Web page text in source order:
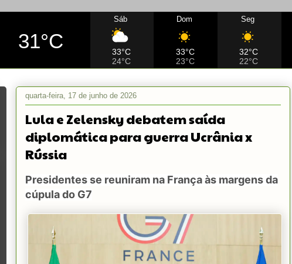
31°C
Sáb
33°C
24°C
Dom
33°C
23°C
Seg
32°C
22°C
quarta-feira, 17 de junho de 2026
Lula e Zelensky debatem saída
diplomática para guerra Ucrânia x
Rússia
Presidentes se reuniram na França às margens da
cúpula do G7